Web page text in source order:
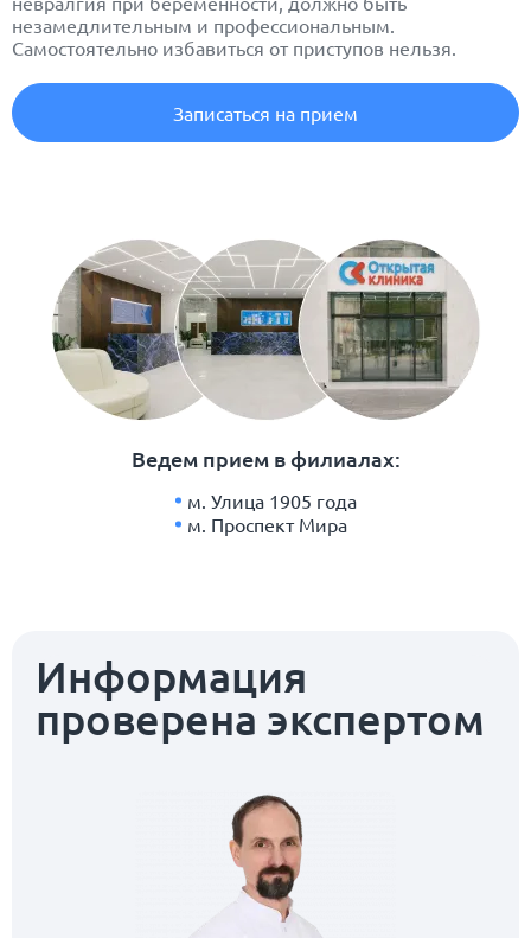
Ведем прием в филиалах:
м. Улица 1905 года
м. Проспект Мира
незамедлительным и профессиональным.
Самостоятельно избавиться от приступов нельзя.
Записаться на прием
Информация
проверена экспертом